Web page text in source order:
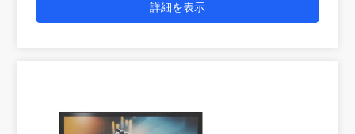
詳細を表示